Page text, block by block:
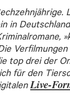
in
top drei der
für den
Live-